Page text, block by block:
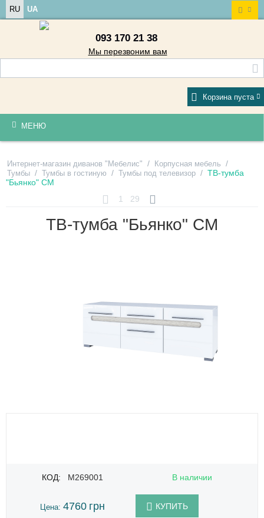
RU UA
093 170 21 38
Мы перезвоним вам
Корзина пуста
МЕНЮ
Интернет-магазин диванов "Мебелис" / Корпусная мебель /
Тумбы / Тумбы в гостиную / Тумбы под телевизор / ТВ-тумба
"Бьянко" СМ
1
29
ТВ-тумба "Бьянко" СМ
КОД: M269001 В наличии
Цена: 4760 грн КУПИТЬ